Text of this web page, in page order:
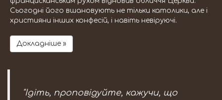
Сьогодні його вшановують не тільки католики, але і
християни інших конфесій, і навіть невіруючі.
Докладніше »
"Ідіть, проповідуйте, кажучи, що